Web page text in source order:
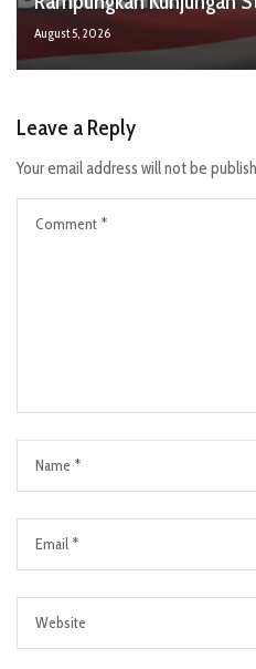
August 5, 2026
Leave a Reply
Your email address will not be